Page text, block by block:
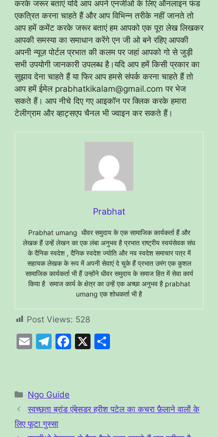
करके जरूर बताएं यदि आप अपने एनजीओ के लिए ऑनलाइन फंड
एकत्रित करना चाहते हैं और आप विभिन्न तरीके नहीं जानते तो
आप हमें कमेंट करके जरूर बताएं हम आपको एक पूरा लेख लिखकर
आपकी समस्या का समाधान करेंगे एन जी ओ बने रहिए आपकी
अपनी न्यूज़ पोर्टल प्रभात की कलम पर जहां आपको गो से जुड़ी
सभी उपयोगी जानकारी उपलब्ध है।यदि आप हमें किसी प्रकार का
सुझाव देना चाहते हैं या फिर आप हमसे संपर्क करना चाहते हैं तो
आप हमें ईमेल prabhatkikalam@gmail.com पर भेज
सकते हैं। आप नीचे दिए गए आइकॉन पर क्लिक करके हमारा
टेलीग्राम और व्हाट्सएप चैनल भी ज्वाइन कर सकते हैं।
Prabhat
Prabhat umang धीवर समुदाय के एक सामाजिक कार्यकर्ता हैं और
लेखक हैं उन्हें लेखन का एक लंबा अनुभव है प्रभात राष्ट्रीय स्वयंसेवक संघ
के दैनिक स्वदेश , दैनिक स्वदेश ज्योति और नव स्वदेश समाचार पत्र में
सहायक लेखक के रूप में अपनी सेवाएं दे चुके हैं प्रभात उमंग एक कुशल
सामाजिक कार्यकर्ता भी हैं उन्होंने धीवर समुदाय के समाज हित में सेवा कार्य
किया है समाज कार्य के क्षेत्र का उन्हें एक अच्छा अनुभव है prabhat
umang एक शोधकर्ता भी है
Post Views: 528
E
l
T
gr
a
m
F
b
o
X
Categories
Ngo Guide
स्वच्छता ब्रांड एंबेसडर हरीश पटेल का कचरा फ़ैलाने वालों के
लिए फूटा गुस्सा